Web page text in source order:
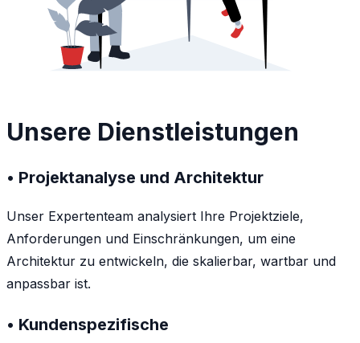
Unsere Dienstleistungen
• Projektanalyse und Architektur
Unser Expertenteam analysiert Ihre Projektziele,
Anforderungen und Einschränkungen, um eine
Architektur zu entwickeln, die skalierbar, wartbar und
anpassbar ist.
• Kundenspezifische